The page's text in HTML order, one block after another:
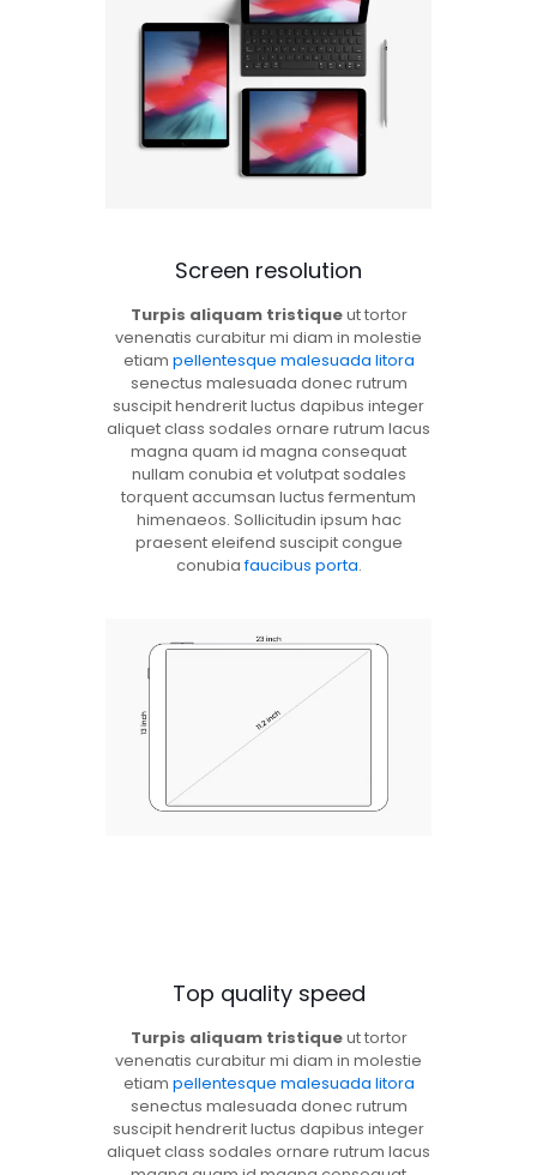
Screen resolution
Turpis aliquam tristiqueut tortor
venenatis curabitur mi diam in molestie
etiam pellentesque malesuada litora
senectus malesuada donec rutrum
suscipit hendrerit luctus dapibus integer
aliquet class sodales ornare rutrum lacus
magna quam id magna consequat
nullam conubia et volutpat sodales
torquent accumsan luctus fermentum
himenaeos. Sollicitudin ipsum hac
praesent eleifend suscipit congue
conubiafaucibus porta.
Top quality speed
Turpis aliquam tristiqueut tortor
venenatis curabitur mi diam in molestie
etiam pellentesque malesuada litora
senectus malesuada donec rutrum
suscipit hendrerit luctus dapibus integer
aliquet class sodales ornare rutrum lacus